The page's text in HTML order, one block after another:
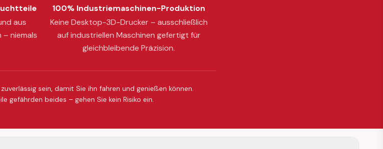
aus
niemals
100% Industriemaschinen-Produktion
Keine Desktop-3D-Drucker – ausschließlich
auf industriellen Maschinen gefertigt für
gleichbleibende Präzision.
sein, damit Sie ihn fahren und genießen können.
gefährden beides – gehen Sie kein Risiko ein.